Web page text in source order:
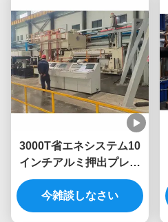
3000T省エネシステム10
インチアルミ押出プレス
機
今雑談しなさい